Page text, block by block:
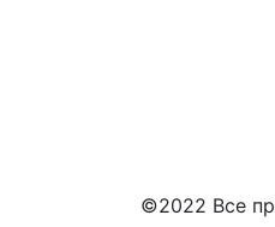
©2022 Все